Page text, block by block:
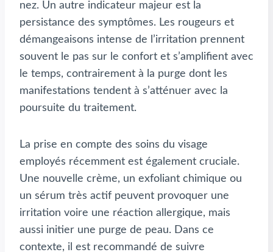
nez. Un autre indicateur majeur est la
persistance des symptômes. Les rougeurs et
démangeaisons intense de l’irritation prennent
souvent le pas sur le confort et s’amplifient avec
le temps, contrairement à la purge dont les
manifestations tendent à s’atténuer avec la
poursuite du traitement.
La prise en compte des soins du visage
employés récemment est également cruciale.
Une nouvelle crème, un exfoliant chimique ou
un sérum très actif peuvent provoquer une
irritation voire une réaction allergique, mais
aussi initier une purge de peau. Dans ce
contexte, il est recommandé de suivre